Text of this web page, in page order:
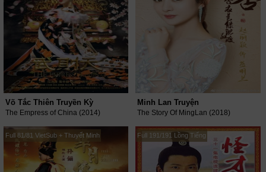
Võ Tắc Thiên Truyền Kỳ
The Empress of China (2014)
Minh Lan Truyện
The Story Of MingLan (2018)
Full 81/81 VietSub + Thuyết Minh Full 191/191 Lồng Tiếng